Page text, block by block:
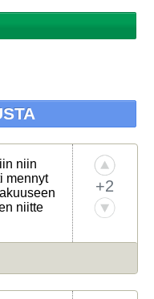
niin
mennyt
niitte
+2